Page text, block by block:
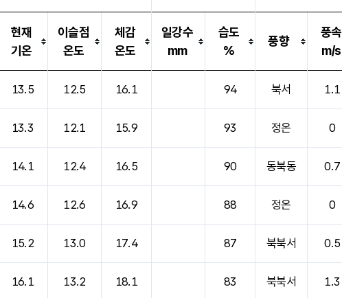
현재
기온
이슬점
온도
체감
온도
일강수
mm
습도
%
풍향
풍속
m/s
13.5 12.5 16.1 94 북서 1.1
13.3 12.1 15.9 93 정온 0
14.1 12.4 16.5 90 동북동 0.7
14.6 12.6 16.9 88 정온 0
15.2 13.0 17.4 87 북북서 0.5
16.1 13.2 18.1 83 북북서 1.3